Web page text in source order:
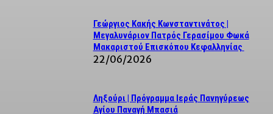
Γεώργιος Κακής Κωνσταντινάτος |
Μεγαλυνάριον Πατρός Γερασίμου Φωκά
Μακαριστού Επισκόπου Κεφαλληνίας
22/06/2026
Ληξούρι | Πρόγραμμα Ιεράς Πανηγύρεως
Αγίου Παναγή Μπασιά